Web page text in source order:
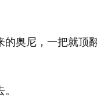
的奥尼，一把就顶